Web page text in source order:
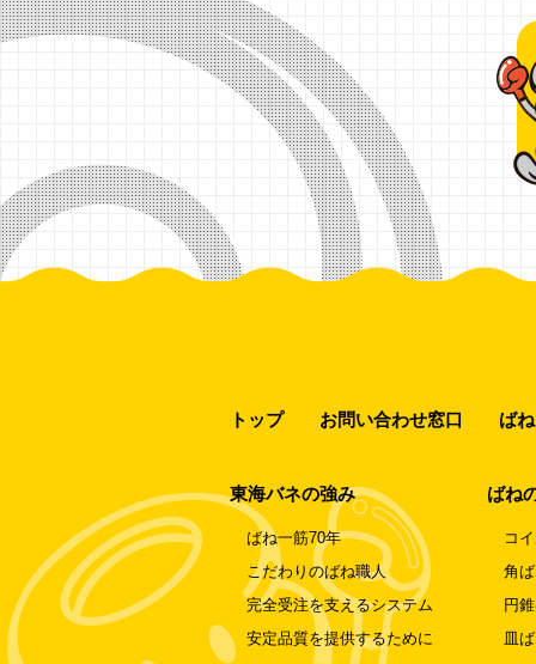
トップ お問い合わせ窓口 ば
東海バネの強み
ばね一筋70年
こだわりのばね職人
完全受注を支えるシステム
安定品質を提供するために
ばね
コ
角
円
皿